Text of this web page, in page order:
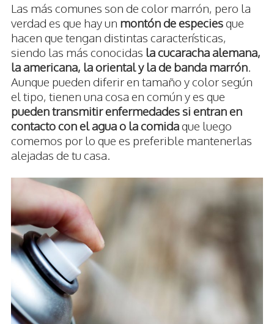
Las más comunes son de color marrón, pero la
verdad es que hay un montón de especiesque
hacen que tengan distintas características,
siendo las más conocidas la cucaracha alemana,
la americana, la oriental y la de banda marrón.
Aunque pueden diferir en tamaño y color según
el tipo, tienen una cosa en común y es que
pueden transmitir enfermedades si entran en
contacto con el agua o la comidaque luego
comemos por lo que es preferible mantenerlas
alejadas de tu casa.